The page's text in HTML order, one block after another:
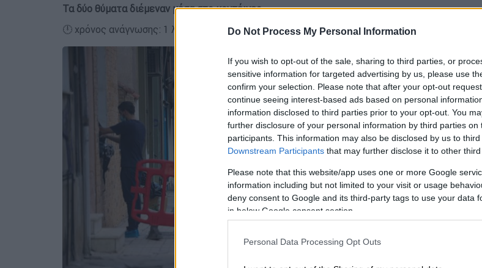
Do Not Process My Personal Information
If you wish to opt-out of the sale, sharing to third parties, or
sensitive information for targeted advertising by us, please use
confirm your selection. Please note that after your opt-out
continue seeing interest-based ads based on personal
information disclosed to third parties prior to your opt-out. You
further disclosure of your personal information by third parties on
participants. This information may also be disclosed by us to
Downstream Participants that may further disclose it to other third
Please note that this website/app uses one or more Google
information including but not limited to your visit or usage
deny consent to Google and its third-party tags to use your data
in below Google consent section.
Personal Data Processing Opt Outs
Τα δύο θύματα διέμεναν μέσα στο κοντέινερ
🕛 χρόνος ανάγνωσης: 1 λεπτό ┋